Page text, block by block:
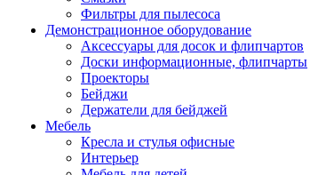
Фильтры для пылесоса
Демонстрационное оборудование
Аксессуары для досок и флипчартов
Доски информационные, флипчарты
Проекторы
Бейджи
Держатели для бейджей
Мебель
Кресла и стулья офисные
Интерьер